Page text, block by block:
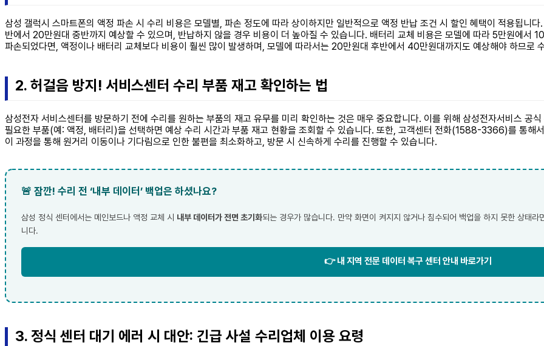
삼성 갤럭시 스마트폰의 액정 파손 시 수리 비용은 모델별, 파손 정도에 따라 상이하지만 일반적으로 액정 반납 조건 시 할인 혜택이 적용됩니
반에서 20만원대 중반까지 예상할 수 있으며, 반납하지 않을 경우 비용이 더 높아질 수 있습니다. 배터리 교체 비용은 모델에 따라 5만원에서
파손되었다면, 액정이나 배터리 교체보다 비용이 훨씬 많이 발생하며, 모델에 따라서는 20만원대 후반에서 40만원대까지도 예상해야 하므로
2. 허걸음 방지! 서비스센터 수리 부품 재고 확인하는 법
삼성전자 서비스센터를 방문하기 전에 수리를 원하는 부품의 재고 유무를 미리 확인하는 것은 매우 중요합니다. 이를 위해 삼성전자서비스 공
필요한 부품(예: 액정, 배터리)을 선택하면 예상 수리 시간과 부품 재고 현황을 조회할 수 있습니다. 또한, 고객센터 전화(1588-3366)를 통해
이 과정을 통해 원거리 이동이나 기다림으로 인한 불편을 최소화하고, 방문 시 신속하게 수리를 진행할 수 있습니다.
🚨 잠깐! 수리 전 ‘내부 데이터’ 백업은 하셨나요?
삼성 정식 센터에서는 메인보드나 액정 교체 시 내부 데이터가 전면 초기화되는 경우가 많습니다. 만약 화면이 켜지지 않거나 침수되어 백업을 하지 못한 상태
니다.
👉 내 지역 전문 데이터 복구 센터 안내 바로가기
3. 정식 센터 대기 에러 시 대안: 긴급 사설 수리업체 이용 요령